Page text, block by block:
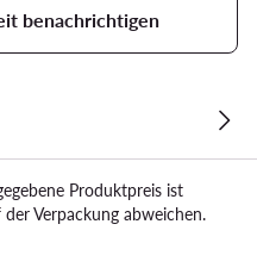
benachrichtigen
Produktpreis ist
Verpackung abweichen.